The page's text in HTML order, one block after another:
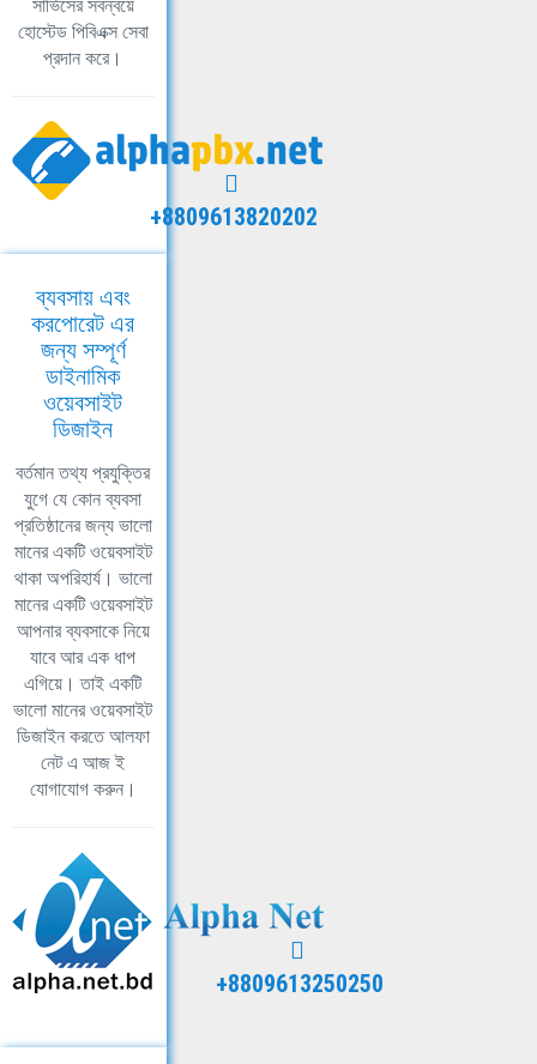
সার্ভিসের সবন্বয়ে
হোস্টেড পিবিএক্স সেবা
প্রদান করে।
+8809613820202
ব্যবসায় এবং
করপোরেট এর
জন্য সম্পূর্ণ
ডাইনামিক
ওয়েবসাইট
ডিজাইন
বর্তমান তথ্য প্রযুক্তির
যুগে যে কোন ব্যবসা
প্রতিষ্ঠানের জন্য ভালো
মানের একটি ওয়েবসাইট
থাকা অপরিহার্য। ভালো
মানের একটি ওয়েবসাইট
আপনার ব্যবসাকে নিয়ে
যাবে আর এক ধাপ
এগিয়ে। তাই একটি
ভালো মানের ওয়েবসাইট
ডিজাইন করতে আলফা
নেট এ আজ ই
যোগাযোগ করুন।
+8809613250250